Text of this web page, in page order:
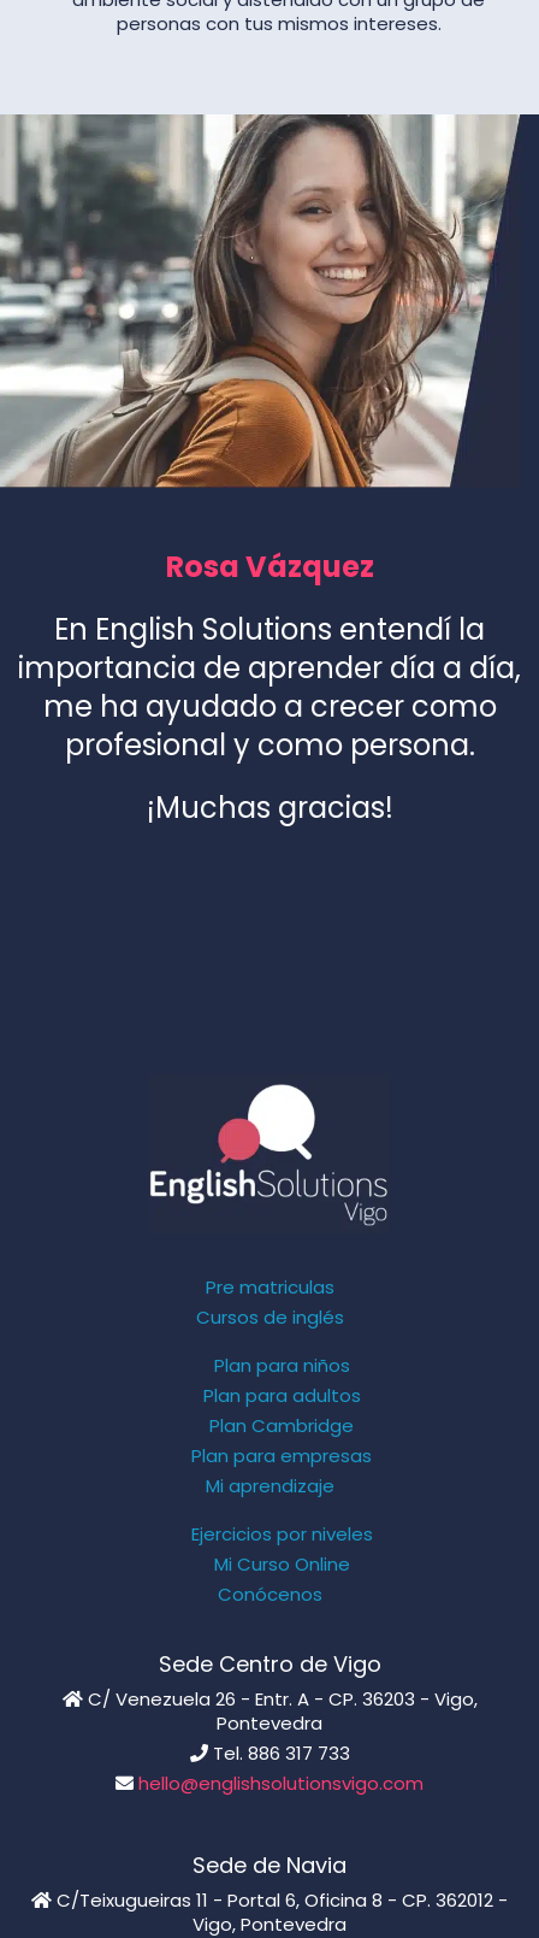
personas con tus mismos intereses.
Rosa Vázquez
En English Solutions entendí la
importancia de aprender día a día,
me ha ayudado a crecer como
profesional y como persona.
¡Muchas gracias!
Pre matriculas
Cursos de inglés
Plan para niños
Plan para adultos
Plan Cambridge
Plan para empresas
Mi aprendizaje
Ejercicios por niveles
Mi Curso Online
Conócenos
Sede Centro de Vigo
C/ Venezuela 26 - Entr. A - CP. 36203 - Vigo,
Pontevedra
Tel. 886 317 733
hello@englishsolutionsvigo.com
Sede de Navia
C/Teixugueiras 11 - Portal 6, Oficina 8 - CP. 362012 -
Vigo, Pontevedra